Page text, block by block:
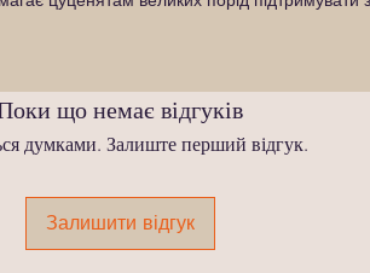
що немає відгуків
думками. Залиште перший відгук.
Залишити відгук